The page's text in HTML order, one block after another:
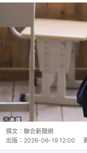
撰文： 聯合新聞網
出版： 2026-06-19 12:00